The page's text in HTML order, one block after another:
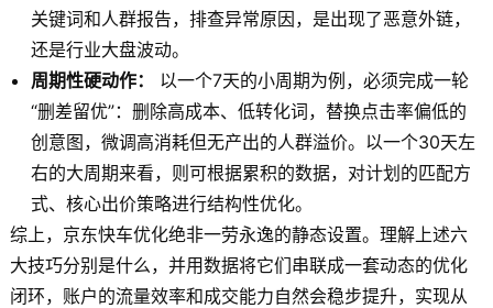
关键词和人群报告，排查异常原因，是出现了恶意外链，
还是行业大盘波动。
周期性硬动作：
以一个7天的小周期为例，必须完成一轮
“删差留优”：删除高成本、低转化词，替换点击率偏低的
创意图，微调高消耗但无产出的人群溢价。以一个30天左
右的大周期来看，则可根据累积的数据，对计划的匹配方
式、核心出价策略进行结构性优化。
综上，京东快车优化绝非一劳永逸的静态设置。理解上述六
大技巧分别是什么，并用数据将它们串联成一套动态的优化
闭环，账户的流量效率和成交能力自然会稳步提升，实现从